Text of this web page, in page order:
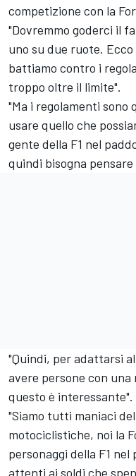
competizione con la
"Dovremmo goderci il
uno su due ruote.
battiamo contro i
troppo oltre il limite".
"Ma i regolamenti sono
usare quello che
gente della F1 nel
quindi bisogna
"Quindi, per adattarsi
avere persone con
questo è interessante".
"Siamo tutti maniaci
motociclistiche, noi la
personaggi della F1
attenti ai soldi che